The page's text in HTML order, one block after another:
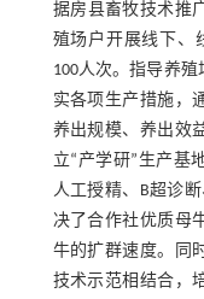
据房县畜牧技术推
殖场户开展线下、
100人次。指导养
实各项生产措施，
养出规模、养出效
立“产学研”生产基
人工授精、B超诊
决了合作社优质母
牛的扩群速度。同
技术示范相结合，